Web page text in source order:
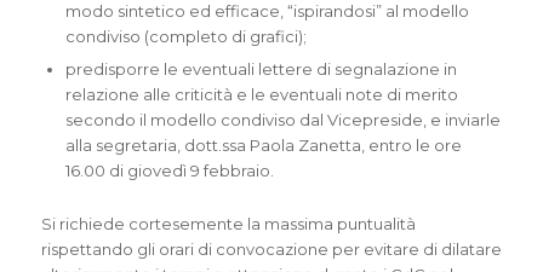
modo sintetico ed efficace, “ispirandosi” al modello
condiviso (completo di grafici);
predisporre le eventuali lettere di segnalazione in
relazione alle criticità e le eventuali note di merito
secondo il modello condiviso dal Vicepreside, e inviarle
alla segretaria, dott.ssa Paola Zanetta, entro le ore
16.00 di giovedì 9 febbraio.
Si richiede cortesemente la massima puntualità
rispettando gli orari di convocazione per evitare di dilatare